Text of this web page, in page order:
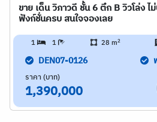
ขาย เด็น วิภาวดี ชั้น 6 ตึก B วิวโล่ง
ฟังก์ชั่นครบ สนใจจองเลย
1 1 28 m2
DEN07-0126
ราคา (บาท)
1,390,000